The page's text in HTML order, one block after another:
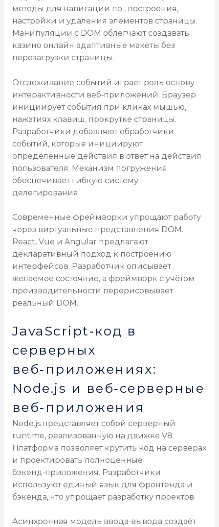
методы для навигации по , построения,
настройки и удаления элементов страницы.
Манипуляции с DOM облегчают создавать
казино онлайн адаптивные макеты без
перезагрузки страницы.
Отслеживание событий играет роль основу
интерактивности веб‑приложений. Браузер
инициирует события при кликах мышью,
нажатиях клавиш, прокрутке страницы.
Разработчики добавляют обработчики
событий, которые инициируют
определённые действия в ответ на действия
пользователя. Механизм погружения
обеспечивает гибкую систему
делегирования.
Современные фреймворки упрощают работу
через виртуальные представления DOM.
React, Vue и Angular предлагают
декларативный подход к построению
интерфейсов. Разработчик описывает
желаемое состояние, а фреймворк с учётом
производительности перерисовывает
реальный DOM.
JavaScript‑код в
серверных
веб‑приложениях:
Node.js и веб‑серверные
веб‑приложения
Node.js представляет собой серверный
runtime, реализованную на движке V8.
Платформа позволяет крутить код на серверах
и проектировать полноценные
бэкенд‑приложения. Разработчики
используют единый язык для фронтенда и
бэкенда, что упрощает разработку проектов.
Асинхронная модель ввода‑вывода создаёт